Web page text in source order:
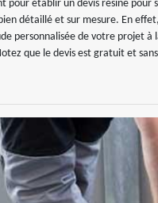
pour établir un devis résine pour
détaillé et sur mesure. En
personnalisée de votre projet à
que le devis est gratuit et sans